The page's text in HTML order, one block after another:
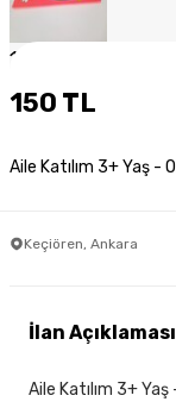
1
150 TL
Aile Katılım 3+ Yaş -
Keçiören, Ankara
İlan Açıklaması
Aile Katılım 3+